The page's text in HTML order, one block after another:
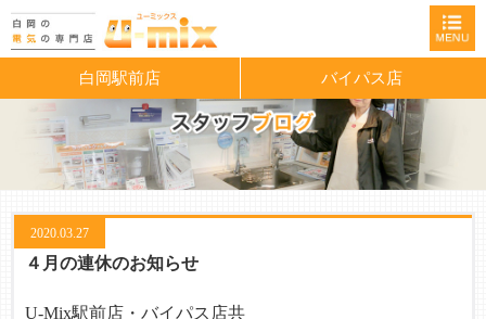
白岡駅前店 バイパス店
2020.03.27
４月の連休のお知らせ
U-Mix駅前店・バイパス店共